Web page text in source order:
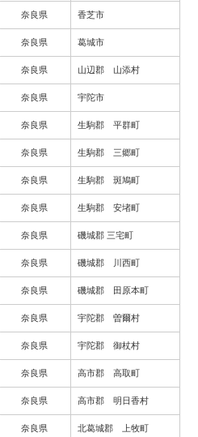
奈良県 香芝市
奈良県 葛城市
奈良県 山辺郡 山添村
奈良県 宇陀市
奈良県 生駒郡 平群町
奈良県 生駒郡 三郷町
奈良県 生駒郡 斑鳩町
奈良県 生駒郡 安堵町
奈良県 磯城郡 三宅町
奈良県 磯城郡 川西町
奈良県 磯城郡 田原本町
奈良県 宇陀郡 曽爾村
奈良県 宇陀郡 御杖村
奈良県 高市郡 高取町
奈良県 高市郡 明日香村
奈良県 北葛城郡 上牧町